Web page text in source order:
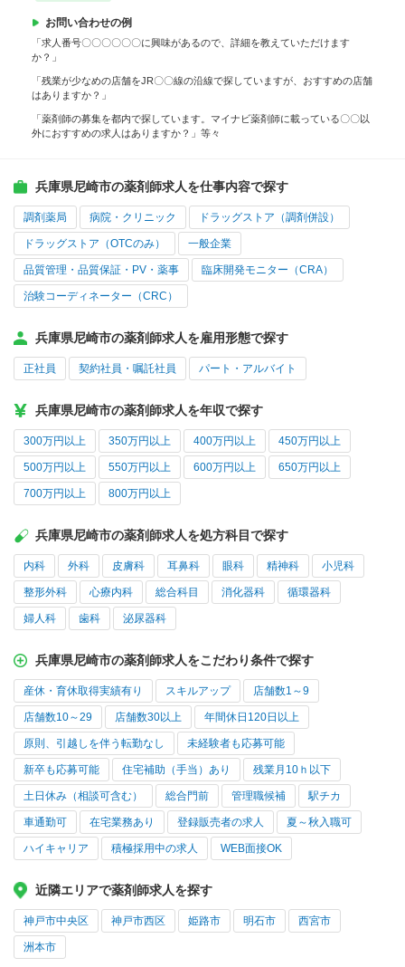
お問い合わせの例
「求人番号〇〇〇〇〇〇に興味があるので、詳細を教えていただけます
か？」
「残業が少なめの店舗をJR〇〇線の沿線で探していますが、おすすめの店舗
はありますか？」
「薬剤師の募集を都内で探しています。マイナビ薬剤師に載っている〇〇以
外におすすめの求人はありますか？」等々
兵庫県尼崎市の薬剤師求人を仕事内容で探す
調剤薬局 病院・クリニック ドラッグストア（調剤併設）
ドラッグストア（OTCのみ） 一般企業
品質管理・品質保証・PV・薬事 臨床開発モニター（CRA）
治験コーディネーター（CRC）
兵庫県尼崎市の薬剤師求人を雇用形態で探す
正社員 契約社員・嘱託社員 パート・アルバイト
兵庫県尼崎市の薬剤師求人を年収で探す
300万円以上 350万円以上 400万円以上 450万円以上
500万円以上 550万円以上 600万円以上 650万円以上
700万円以上 800万円以上
兵庫県尼崎市の薬剤師求人を処方科目で探す
内科 外科 皮膚科 耳鼻科 眼科 精神科 小児科
整形外科 心療内科 総合科目 消化器科 循環器科
婦人科 歯科 泌尿器科
兵庫県尼崎市の薬剤師求人をこだわり条件で探す
産休・育休取得実績有り スキルアップ 店舗数1～9
店舗数10～29 店舗数30以上 年間休日120日以上
原則、引越しを伴う転勤なし 未経験者も応募可能
新卒も応募可能 住宅補助（手当）あり 残業月10ｈ以下
土日休み（相談可含む） 総合門前 管理職候補 駅チカ
車通勤可 在宅業務あり 登録販売者の求人 夏～秋入職可
ハイキャリア 積極採用中の求人 WEB面接OK
近隣エリアで薬剤師求人を探す
神戸市中央区 神戸市西区 姫路市 明石市 西宮市
洲本市